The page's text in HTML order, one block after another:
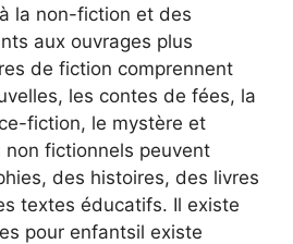
la non-fiction et des
aux ouvrages plus
de fiction comprennent
les contes de fées, la
fiction, le mystère et
non fictionnels peuvent
des histoires, des livres
textes éducatifs. Il existe
pour enfantsil existe